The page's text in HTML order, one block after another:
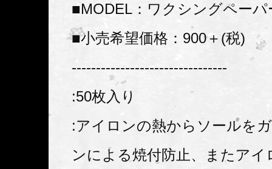
■MODEL：ワクシングペーパ
■小売希望価格：900＋(税)
--------------------------------
:50枚入り
:アイロンの熱からソールを
ンによる焼付防止、またア